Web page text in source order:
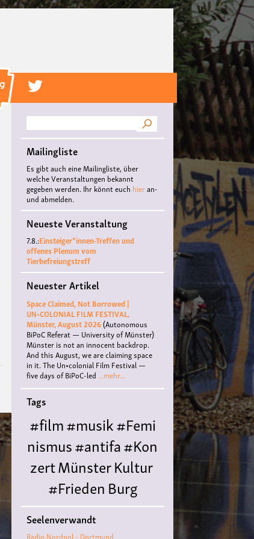
Suche
Mailingliste
Es gibt auch eine Mailingliste, über
welche Veranstaltungen bekannt
gegeben werden. Ihr könnt euch hieran-
und abmelden.
Neueste Veranstaltung
7.8.:Einsteiger*innen-Treffen und
offenes Plenum vom
Tierbefreiungstreff
Neuester Artikel
Space Claimed, Not Borrowed |
UN•COLONIAL FILM FESTIVAL,
Münster, August 2026(Autonomous
BiPoC Referat — University of Münster)
Münster is not an innocent backdrop.
And this August, we are claiming space
in it. The Un•colonial Film Festival —
five days of BiPoC-led ...mehr...
Tags
#film#musik#Femi
nismus#antifa#Kon
zertMünsterKultur
#FriedenBurg
Hülshoffliteratur#
Queer#Workshop
Seelenverwandt
Radio Nordpol - Dortmund